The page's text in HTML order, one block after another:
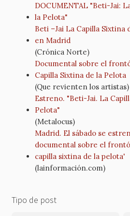
DOCUMENTAL "Beti-Jai:
la Pelota"
Beti –Jai La Capilla Sixtina
en Madrid
(Crónica Norte)
Documental sobre el
Capilla Sixtina de la Pelota
(Que revienten los artistas)
Estreno. "Beti-Jai. La
Pelota"
(Metalocus)
Madrid. El sábado se
documental sobre el
capilla sixtina de la pelota'
(lainformación.com)
Tipo de post